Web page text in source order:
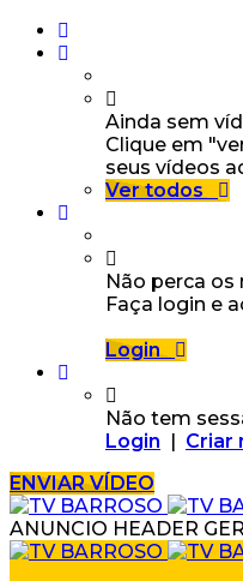
Ainda sem
Clique em
seus vídeos
Ver todos
Não perca os
Faça login e
Login
Não tem
Login | Criar
ENVIAR VÍDEO
ANUNCIO HEADER